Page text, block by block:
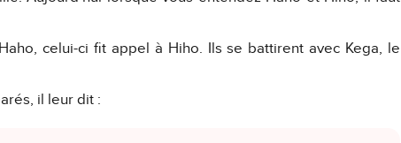
celui-ci fit appel à Hiho. Ils se battirent avec Kega, le
il leur dit :